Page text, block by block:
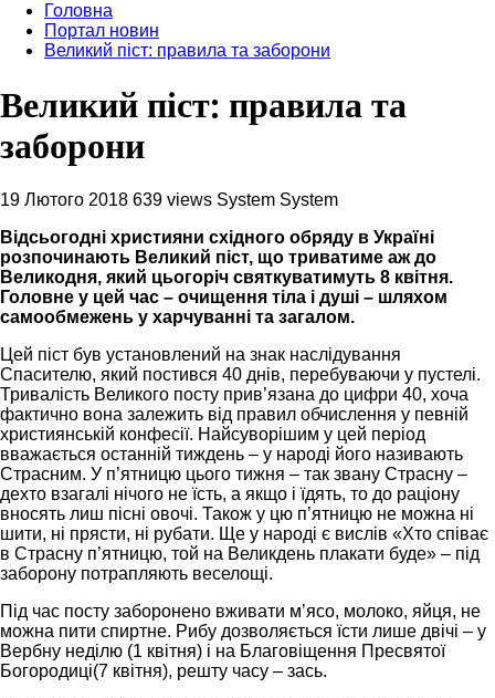
Головна
Портал новин
Великий піст: правила та заборони
Великий піст: правила та
заборони
19 Лютого 2018 639 views System System
Відсьогодні християни східного обряду в Україні
розпочинають Великий піст, що триватиме аж до
Великодня, який цьогоріч святкуватимуть 8 квітня.
Головне у цей час – очищення тіла і душі – шляхом
самообмежень у харчуванні та загалом.
Цей піст був установлений на знак наслідування
Спасителю, який постився 40 днів, перебуваючи у пустелі.
Тривалість Великого посту прив’язана до цифри 40, хоча
фактично вона залежить від правил обчислення у певній
християнській конфесії. Найсуворішим у цей період
вважається останній тиждень – у народі його називають
Страсним. У п’ятницю цього тижня – так звану Страсну –
дехто взагалі нічого не їсть, а якщо і їдять, то до раціону
вносять лиш пісні овочі. Також у цю п’ятницю не можна ні
шити, ні прясти, ні рубати. Ще у народі є вислів «Хто співає
в Страсну п’ятницю, той на Великдень плакати буде» – під
заборону потрапляють веселощі.
Під час посту заборонено вживати м’ясо, молоко, яйця, не
можна пити спиртне. Рибу дозволяється їсти лише двічі – у
Вербну неділю (1 квітня) і на Благовіщення Пресвятої
Богородиці(7 квітня), решту часу – зась.